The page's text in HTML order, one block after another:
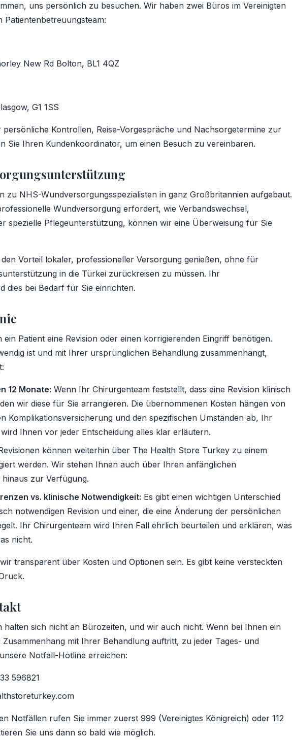
uns persönlich zu besuchen. Wir haben zwei Büros im Vereinigten
Patientenbetreuungsteam:
New Rd Bolton, BL1 4QZ
G1 1SS
persönliche Kontrollen, Reise-Vorgespräche und Nachsorgetermine zur
Sie Ihren Kundenkoordinator, um einen Besuch zu vereinbaren.
zu NHS-Wundversorgungsspezialisten in ganz Großbritannien aufgebaut.
Wundversorgung erfordert, wie Verbandswechsel,
spezielle Pflegeunterstützung, können wir eine Überweisung für Sie
den Vorteil lokaler, professioneller Versorgung genießen, ohne für
in die Türkei zurückreisen zu müssen. Ihr
dies bei Bedarf für Sie einrichten.
ein Patient eine Revision oder einen korrigierenden Eingriff benötigen.
ist und mit Ihrer ursprünglichen Behandlung zusammenhängt,
12 Monate: Wenn Ihr Chirurgenteam feststellt, dass eine Revision klinisch
wir diese für Sie arrangieren. Die übernommenen Kosten hängen von
Komplikationsversicherung und den spezifischen Umständen ab, Ihr
Ihnen vor jeder Entscheidung alles klar erläutern.
können weiterhin über The Health Store Turkey zu einem
werden. Wir stehen Ihnen auch über Ihren anfänglichen
zur Verfügung.
vs. klinische Notwendigkeit: Es gibt einen wichtigen Unterschied
notwendigen Revision und einer, die eine Änderung der persönlichen
Ihr Chirurgenteam wird Ihren Fall ehrlich beurteilen und erklären, was
nicht.
transparent über Kosten und Optionen sein. Es gibt keine versteckten
halten sich nicht an Bürozeiten, und wir auch nicht. Wenn bei Ihnen ein
mit Ihrer Behandlung auftritt, zu jeder Tages- und
Notfall-Hotline erreichen:
596821
Notfällen rufen Sie immer zuerst 999 (Vereinigtes Königreich) oder 112
Sie uns dann so bald wie möglich.